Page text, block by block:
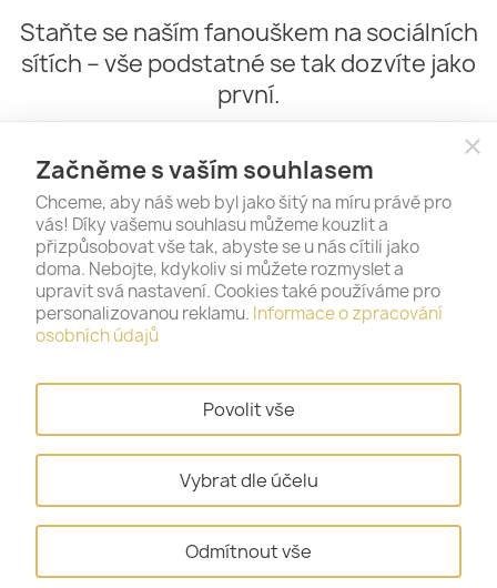
Staňte se naším fanouškem na sociálních
sítích – vše podstatné se tak dozvíte jako
první.
PRODUKTY
NAŠE SPOLEČNOST 

INFORMACE O OBCHODU keyboard_arrow_down
© 2026 - Gold & Silver
close
Začněme s vaším souhlasem
Chceme, aby náš web byl jako šitý na míru právě pro
vás! Díky vašemu souhlasu můžeme kouzlit a
přizpůsobovat vše tak, abyste se u nás cítili jako
doma. Nebojte, kdykoliv si můžete rozmyslet a
upravit svá nastavení. Cookies také používáme pro
personalizovanou reklamu. Informace o zpracování
osobních údajů
Povolit vše
Vybrat dle účelu
Odmítnout vše